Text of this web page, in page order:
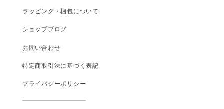
ラッピング・梱包について
ショップブログ
お問い合わせ
特定商取引法に基づく表記
プライバシーポリシー